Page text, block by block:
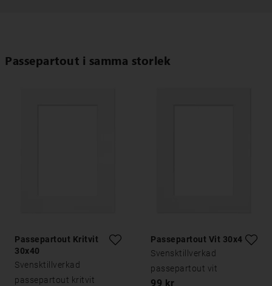
Passepartout i samma storlek
Passepartout Kritvit
30x40
Svensktillverkad
passepartout kritvit
Passepartout Vit 30x40
Svensktillverkad
passepartout vit
99 kr